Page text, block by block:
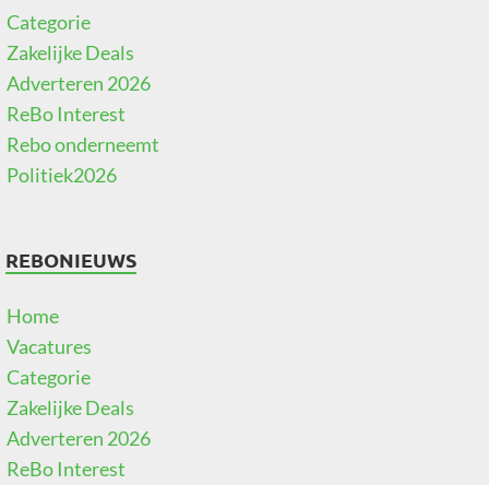
Categorie
Zakelijke Deals
Adverteren 2026
ReBo Interest
Rebo onderneemt
Politiek2026
REBONIEUWS
Home
Vacatures
Categorie
Zakelijke Deals
Adverteren 2026
ReBo Interest